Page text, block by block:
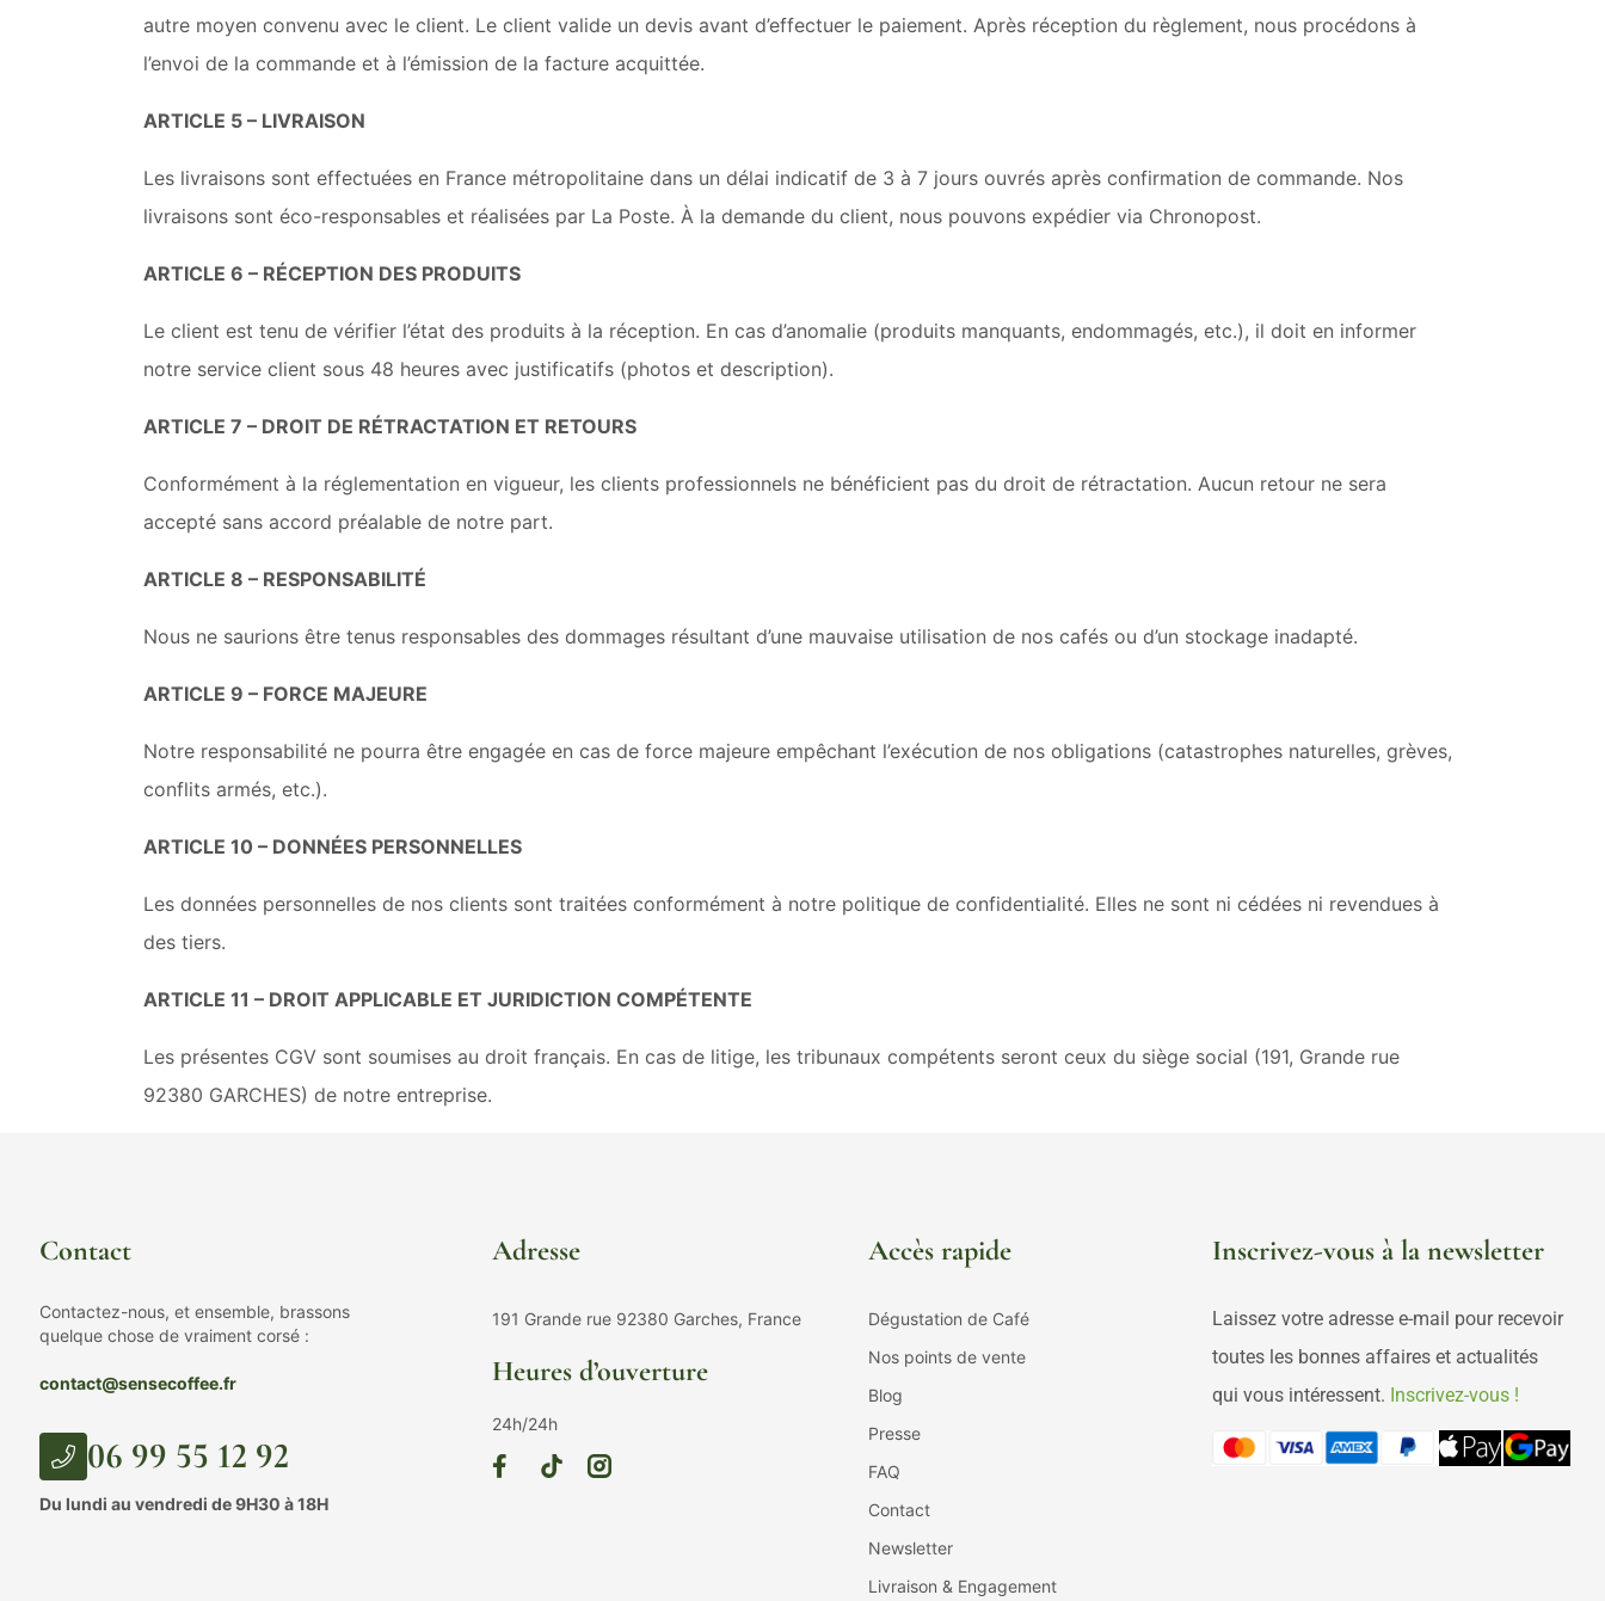
autre moyen convenu avec le client. Le client valide un devis avant d’effectuer le paiement. Après réception du règlement, nous procédons à
l’envoi de la commande et à l’émission de la facture acquittée.
ARTICLE 5 – LIVRAISON
Les livraisons sont effectuées en France métropolitaine dans un délai indicatif de 3 à 7 jours ouvrés après confirmation de commande. Nos
livraisons sont éco-responsables et réalisées par La Poste. À la demande du client, nous pouvons expédier via Chronopost.
ARTICLE 6 – RÉCEPTION DES PRODUITS
Le client est tenu de vérifier l’état des produits à la réception. En cas d’anomalie (produits manquants, endommagés, etc.), il doit en informer
notre service client sous 48 heures avec justificatifs (photos et description).
ARTICLE 7 – DROIT DE RÉTRACTATION ET RETOURS
Conformément à la réglementation en vigueur, les clients professionnels ne bénéficient pas du droit de rétractation. Aucun retour ne sera
accepté sans accord préalable de notre part.
ARTICLE 8 – RESPONSABILITÉ
Nous ne saurions être tenus responsables des dommages résultant d’une mauvaise utilisation de nos cafés ou d’un stockage inadapté.
ARTICLE 9 – FORCE MAJEURE
Notre responsabilité ne pourra être engagée en cas de force majeure empêchant l’exécution de nos obligations (catastrophes naturelles, grèves,
conflits armés, etc.).
ARTICLE 10 – DONNÉES PERSONNELLES
Les données personnelles de nos clients sont traitées conformément à notre politique de confidentialité. Elles ne sont ni cédées ni revendues à
des tiers.
ARTICLE 11 – DROIT APPLICABLE ET JURIDICTION COMPÉTENTE
Les présentes CGV sont soumises au droit français. En cas de litige, les tribunaux compétents seront ceux du siège social (191, Grande rue
92380 GARCHES) de notre entreprise.
Contact
Contactez-nous, et ensemble, brassons
quelque chose de vraiment corsé :
contact@sensecoffee.fr
06 99 55 12 92
Du lundi au vendredi de 9H30 à 18H
Adresse
191 Grande rue 92380 Garches, France
Heures d’ouverture
24h/24h
Accès rapide
Dégustation de Café
Nos points de vente
Blog
Presse
FAQ
Contact
Newsletter
Livraison & Engagement
Inscrivez-vous à la newsletter
Laissez votre adresse e-mail pour recevoir
toutes les bonnes affaires et actualités
qui vous intéressent. Inscrivez-vous !